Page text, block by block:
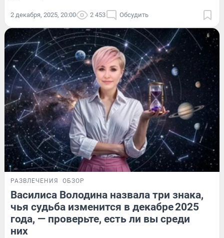
2 декабря, 2025, 20:00 2 453 Обсудить
РАЗВЛЕЧЕНИЯ ОБЗОР
Василиса Володина назвала три знака,
чья судьба изменится в декабре 2025
года, — проверьте, есть ли вы среди
них